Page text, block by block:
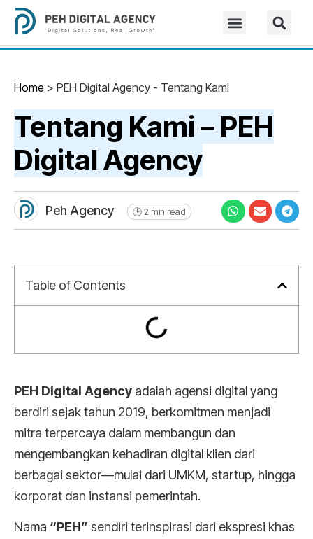
Home > PEH Digital Agency - Tentang Kami
Tentang Kami – PEH
Digital Agency
Peh Agency 🕒 2 min read
Table of Contents
PEH Digital Agency adalah agensi digital yang
berdiri sejak tahun 2019, berkomitmen menjadi
mitra terpercaya dalam membangun dan
mengembangkan kehadiran digital klien dari
berbagai sektor—mulai dari UMKM, startup, hingga
korporat dan instansi pemerintah.
Nama “PEH” sendiri terinspirasi dari ekspresi khas